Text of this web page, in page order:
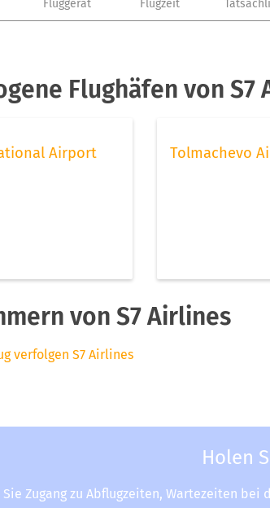
Fluggerät Flugzeit
Flughäfen von S7
Airport Tolmachevo
von S7 Airlines
verfolgen S7 Airlines
Holen
Zugang zu Abflugzeiten, Wartezeiten